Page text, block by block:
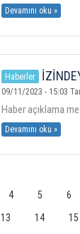
Devamını oku »
Haberler
09/11/2023 - 15:03
Haber açıklama
Devamını oku »
4 5 6
13 14 15